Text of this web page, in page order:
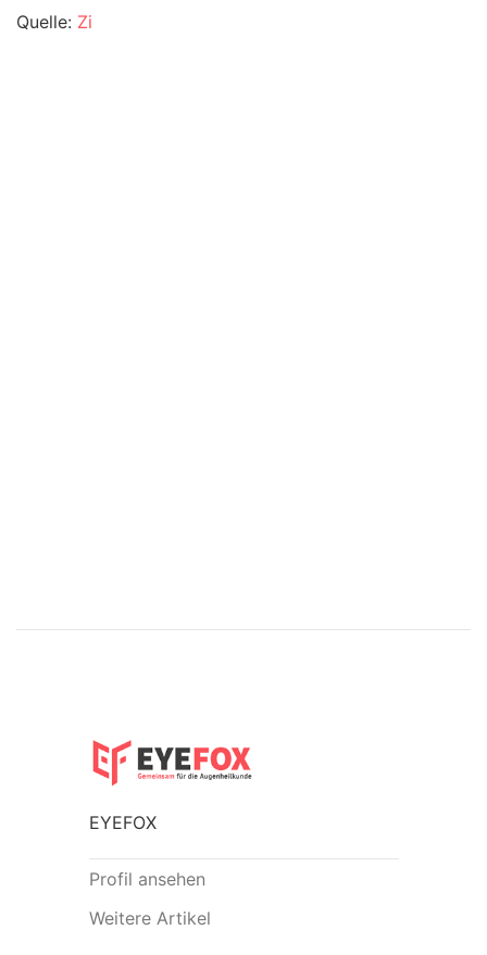
Quelle: Zi
EYEFOX
Profil ansehen
Weitere Artikel